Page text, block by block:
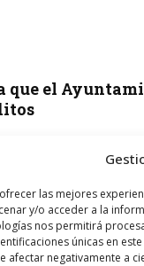
las mejores
y/o acceder a la
nos permitirá
únicas en
afectar negativamente a
que el